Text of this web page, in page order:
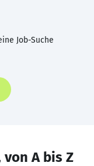
Job-Suche
von A bis Z